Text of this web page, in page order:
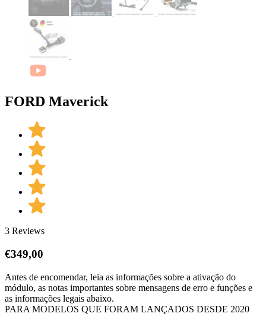
FORD Maverick
3 Reviews
€349,00
Antes de encomendar, leia as informações sobre a ativação do
módulo, as notas importantes sobre mensagens de erro e funções e
as informações legais abaixo.
PARA MODELOS QUE FORAM LANÇADOS DESDE 2020